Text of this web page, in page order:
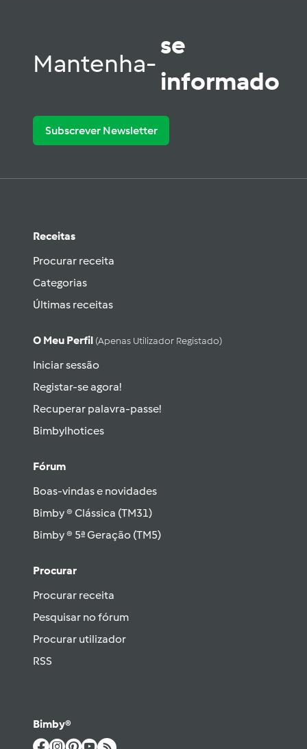
Mantenha-
se
informado
Subscrever Newsletter
Receitas
Procurar receita
Categorias
Últimas receitas
O Meu Perfil (apenas Utilizador Registado)
Iniciar sessão
Registar-se agora!
Recuperar palavra-passe!
Bimbylhotices
Fórum
Boas-vindas e novidades
Bimby ® Clássica (TM31)
Bimby ® 5ª Geração (TM5)
Procurar
Procurar receita
Pesquisar no fórum
Procurar utilizador
RSS
Bimby®